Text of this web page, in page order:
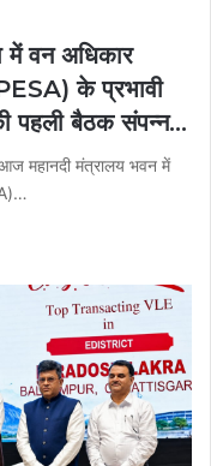
में वन अधिकार
के प्रभावी
पहली बैठक संपन्न…
आज महानदी मंत्रालय भवन में